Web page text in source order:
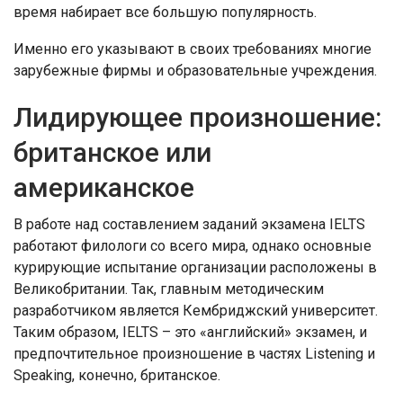
время набирает все большую популярность.
Именно его указывают в своих требованиях многие
зарубежные фирмы и образовательные учреждения.
Лидирующее произношение:
британское или
американское
В работе над составлением заданий экзамена IELTS
работают филологи со всего мира, однако основные
курирующие испытание организации расположены в
Великобритании. Так, главным методическим
разработчиком является Кембриджский университет.
Таким образом, IELTS – это «английский» экзамен, и
предпочтительное произношение в частях Listening и
Speaking, конечно, британское.